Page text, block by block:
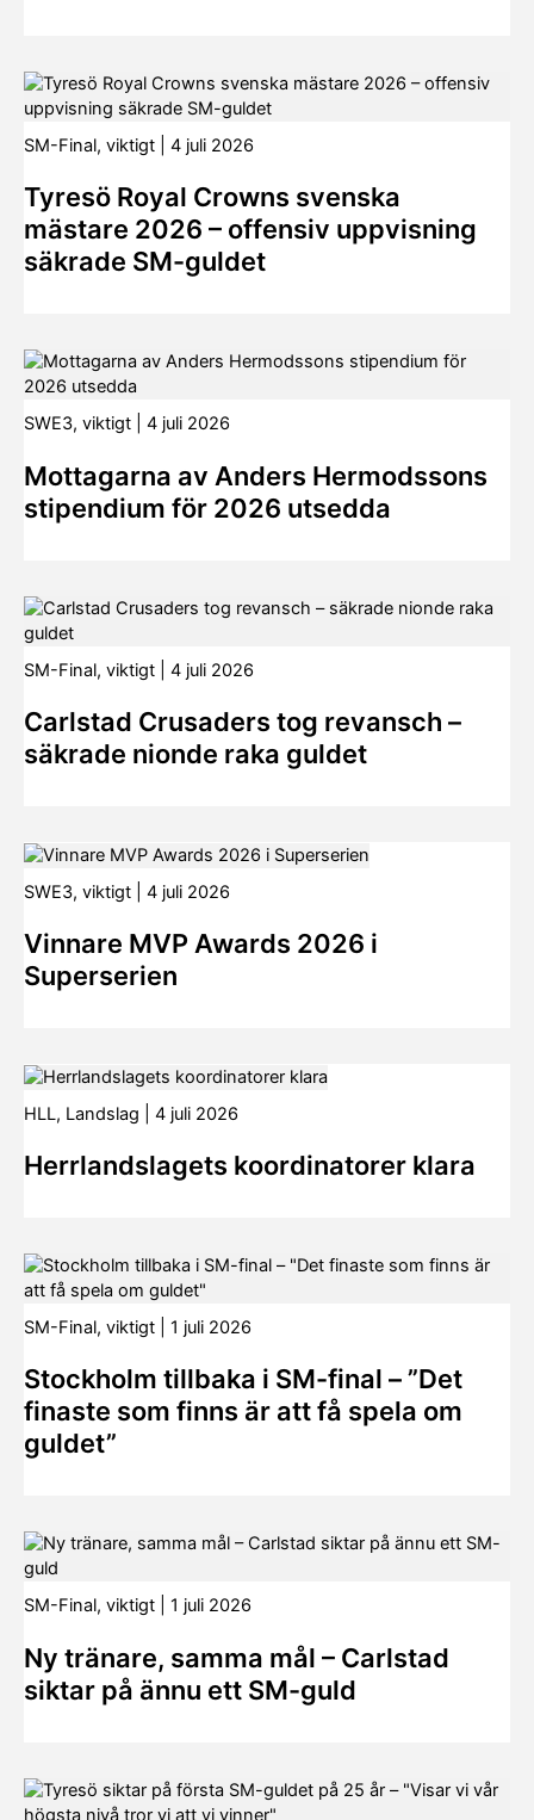
SM-Final, viktigt 4 juli 2026
Tyresö Royal Crowns svenska
mästare 2026 – offensiv uppvisning
säkrade SM-guldet
SWE3, viktigt 4 juli 2026
Mottagarna av Anders Hermodssons
stipendium för 2026 utsedda
SM-Final, viktigt 4 juli 2026
Carlstad Crusaders tog revansch –
säkrade nionde raka guldet
SWE3, viktigt 4 juli 2026
Vinnare MVP Awards 2026 i
Superserien
HLL, Landslag 4 juli 2026
Herrlandslagets koordinatorer klara
SM-Final, viktigt 1 juli 2026
Stockholm tillbaka i SM-final – ”Det
finaste som finns är att få spela om
guldet”
SM-Final, viktigt 1 juli 2026
Ny tränare, samma mål – Carlstad
siktar på ännu ett SM-guld